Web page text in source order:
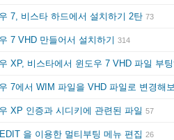
7, 비스타 하드에서 설치하기 2탄 73
7 VHD 만들어서 설치하기 314
XP, 비스타에서 윈도우 7 VHD 파일 부팅
7에서 WIM 파일을 VHD 파일로 변경해
XP 인증과 시디키에 관련된 파일 57
을 이용한 멀티부팅 메뉴 편집 26